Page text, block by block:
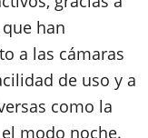
han
a las cámaras
de uso y a
como la
modo noche.